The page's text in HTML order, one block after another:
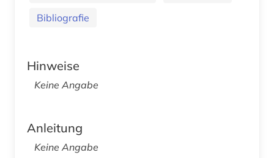
Bibliografie
Hinweise
Keine Angabe
Anleitung
Keine Angabe